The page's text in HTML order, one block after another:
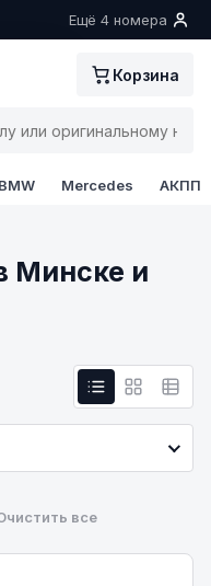
Ещё 4 номера
Корзина
BMW Mercedes АКПП
Минске и
все